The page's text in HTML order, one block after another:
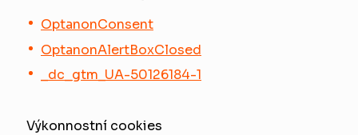
OptanonConsent
OptanonAlertBoxClosed
_dc_gtm_UA-50126184-1
Výkonnostní cookies